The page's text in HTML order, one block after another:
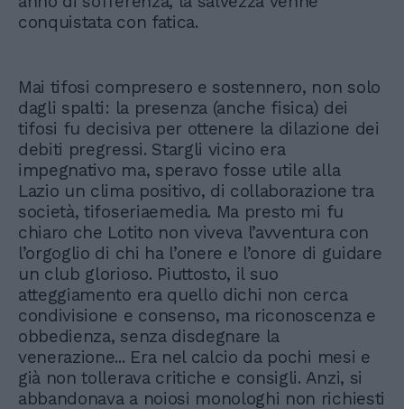
conquistata con fatica.
Mai tifosi compresero e sostennero, non solo
dagli spalti: la presenza (anche fisica) dei
tifosi fu decisiva per ottenere la dilazione dei
debiti pregressi. Stargli vicino era
impegnativo ma, speravo fosse utile alla
Lazio un clima positivo, di collaborazione tra
società, tifoseriaemedia. Ma presto mi fu
chiaro che Lotito non viveva l’avventura con
l’orgoglio di chi ha l’onere e l’onore di guidare
un club glorioso. Piuttosto, il suo
atteggiamento era quello dichi non cerca
condivisione e consenso, ma riconoscenza e
obbedienza, senza disdegnare la
venerazione... Era nel calcio da pochi mesi e
già non tollerava critiche e consigli. Anzi, si
abbandonava a noiosi monologhi non richiesti